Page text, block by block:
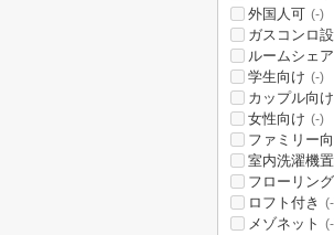
外国人可 (-)
ガスコンロ
ルームシェ
学生向け (-)
カップル向け
女性向け (-)
ファミリー
室内洗濯機
フローリング
ロフト付き
メゾネット